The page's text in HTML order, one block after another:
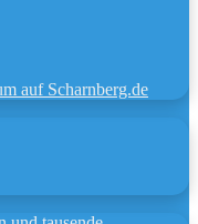
auf Scharnberg.de